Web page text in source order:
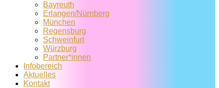
Bayreuth
Erlangen/Nürnberg
München
Regensburg
Schweinfurt
Würzburg
Partner*innen
Infobereich
Aktuelles
Kontakt